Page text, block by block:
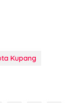
Kupang